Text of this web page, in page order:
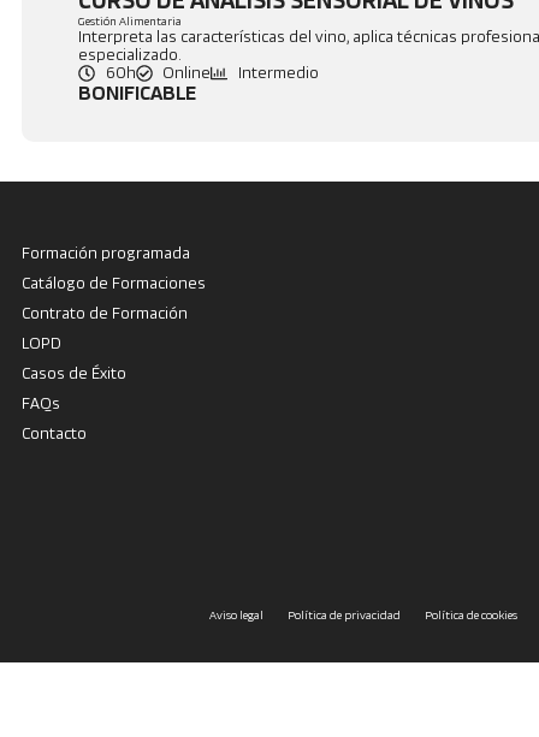
Gestión Alimentaria
Interpreta las características del vino, aplica técnicas
especializado.
60h
Online Intermedio
BONIFICABLE
Formación programada
Catálogo de Formaciones
Contrato de Formación
LOPD
Casos de Éxito
FAQs
Contacto
Aviso legal Política de privacidad Política de cookies